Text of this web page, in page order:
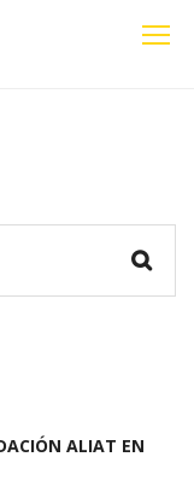
ALIAT EN